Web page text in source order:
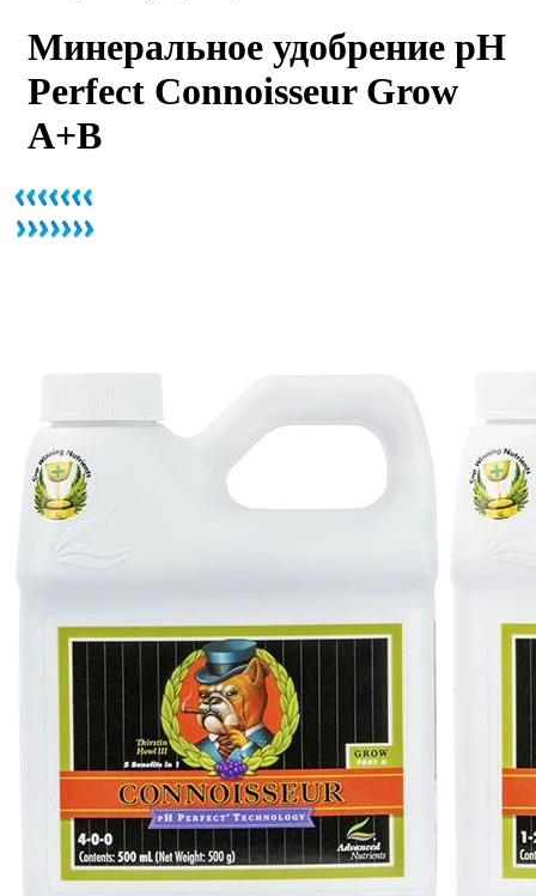
Минеральное удобрение pH
Perfect Connoisseur Grow
А+В